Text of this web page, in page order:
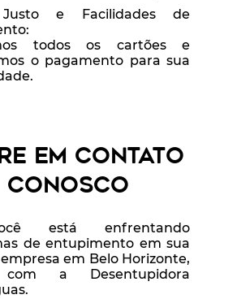
e Facilidades de
todos os cartões e
o pagamento para sua
em Contato
Conosco
está enfrentando
de entupimento em sua
em Belo Horizonte,
a Desentupidora